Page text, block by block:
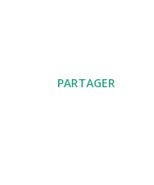
PARTAGER